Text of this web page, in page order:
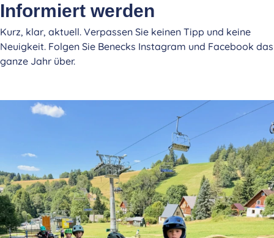
Informiert werden
Kurz, klar, aktuell. Verpassen Sie keinen Tipp und keine
Neuigkeit. Folgen Sie Benecks Instagram und Facebook das
ganze Jahr über.